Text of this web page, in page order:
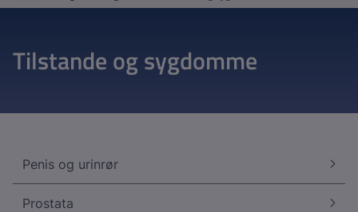
Tilstande og sygdomme
Penis og urinrør
Prostata